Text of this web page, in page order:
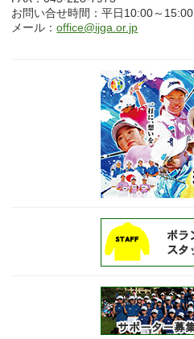
お問い合せ時間：平日10:00～15:00
メール：office@ijga.or.jp